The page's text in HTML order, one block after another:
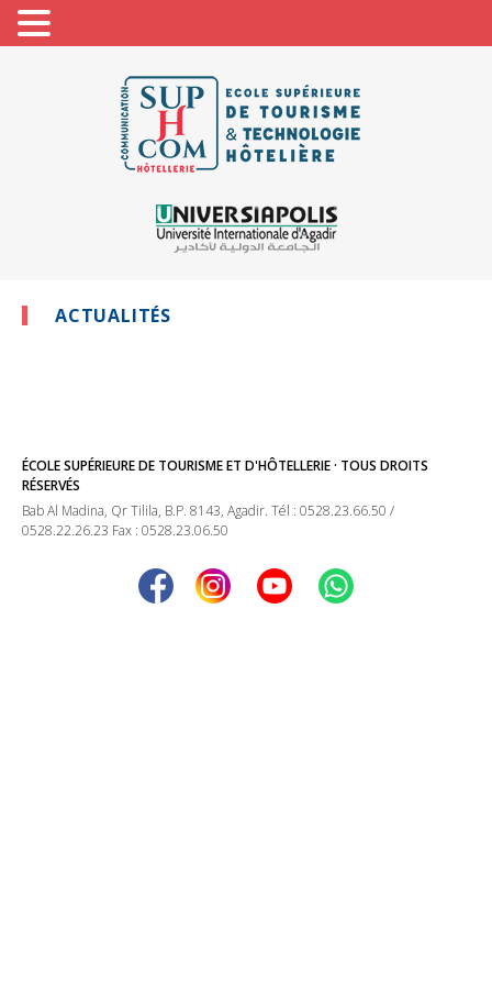
ACTUALITÉS
ÉCOLE SUPÉRIEURE DE TOURISME ET D'HÔTELLERIE · TOUS DROITS
RÉSERVÉS
Bab Al Madina, Qr Tilila, B.P. 8143, Agadir. Tél : 0528.23.66.50 /
0528.22.26.23 Fax : 0528.23.06.50